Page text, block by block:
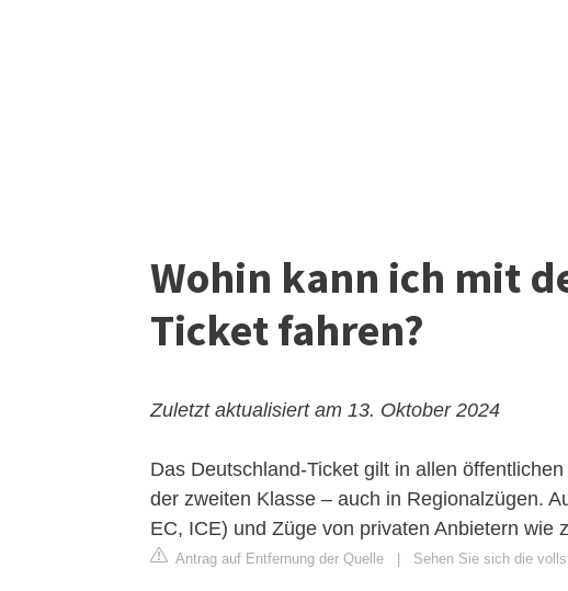
Wohin kann ich mit
Ticket fahren?
Zuletzt aktualisiert am 13. Oktober 2024
Das Deutschland-Ticket gilt in allen
der zweiten Klasse – auch in Regionalzügen.
EC, ICE) und Züge von privaten Anbietern wie
Antrag auf Entfernung der Quelle Sehen Sie sich die